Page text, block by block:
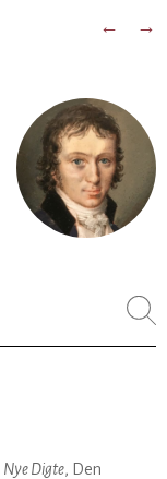
← →
Nye Digte, Den